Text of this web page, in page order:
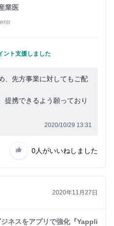
業医
ント支援しました
、先方事業に対してもご配
提携できるよう願っており
2020/10/29 13:31
0人がいいねしました
2020年11月27日
ネスをアプリで強化『Yappli